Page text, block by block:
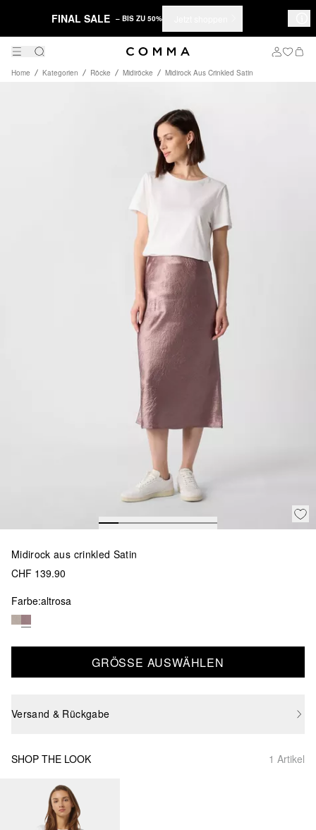
FINAL SALE – BIS ZU 50%
Home Kategorien Röcke Midiröcke Midirock Aus Crinkled Satin
Midirock aus crinkled Satin
CHF 139.90
Farbe:altrosa
GRÖSSE AUSWÄHLEN
Versand & Rückgabe
SHOP THE LOOK 1 Artikel